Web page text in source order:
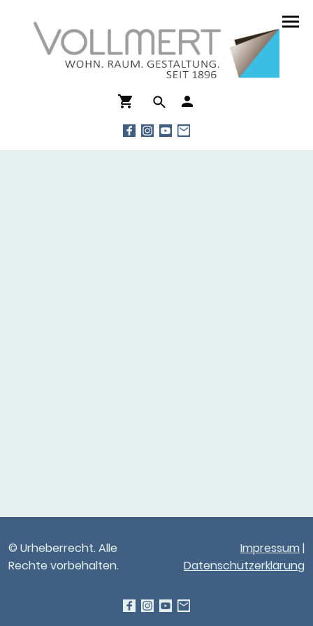
© Urheberrecht. Alle
Rechte vorbehalten.
Impressum |
Datenschutzerklärung